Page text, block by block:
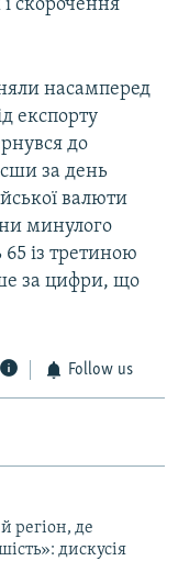
скорочення
насамперед
експорту
до
за день
валюти
минулого
із третиною
за цифри, що
Follow us
регіон, де
дискусія